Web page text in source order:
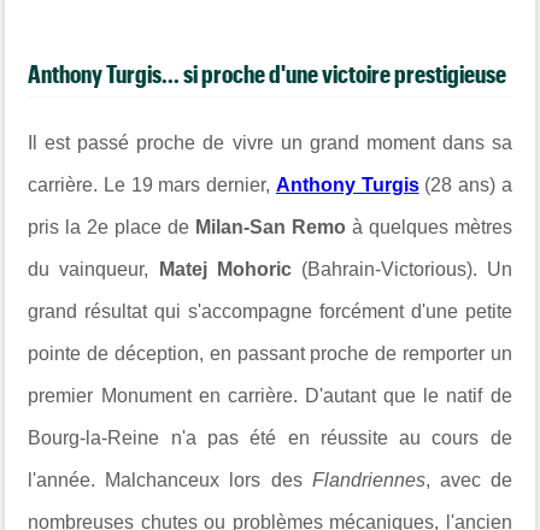
Anthony Turgis... si proche d'une victoire prestigieuse
Il est passé proche de vivre un grand moment dans sa
carrière. Le 19 mars dernier, Anthony Turgis(28 ans) a
pris la 2e place de Milan-San Remo à quelques mètres
du vainqueur, Matej Mohoric(Bahrain-Victorious). Un
grand résultat qui s'accompagne forcément d'une petite
pointe de déception, en passant proche de remporter un
premier Monument en carrière. D'autant que le natif de
Bourg-la-Reine n'a pas été en réussite au cours de
l'année. Malchanceux lors des Flandriennes, avec de
nombreuses chutes ou problèmes mécaniques, l'ancien